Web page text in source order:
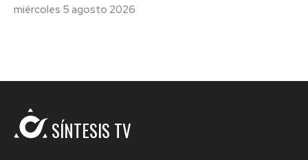
miércoles 5 agosto 2026
SÍNTESIS TV